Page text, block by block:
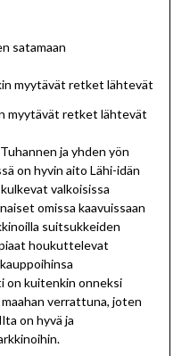
satamaan
myytävät retket lähtevät
ja yhden yön
on hyvin aito Lähi-idän
valkoisissa
omissa kaavuissaan
suitsukkeiden
houkuttelevat
on kuitenkin onneksi
verrattuna, joten
on hyvä ja